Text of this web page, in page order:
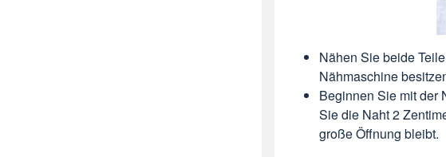
Nähen Sie beide
Nähmaschine
Beginnen Sie mit der
Sie die Naht 2
große Öffnung bleibt.